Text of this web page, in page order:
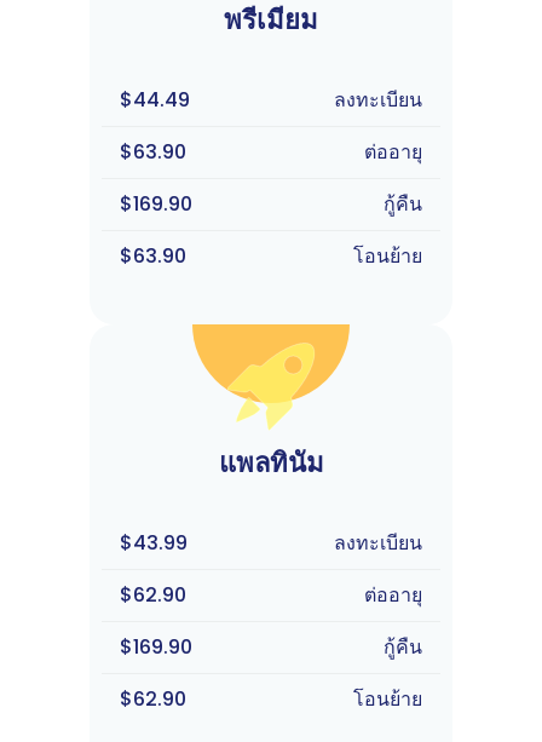
พรีเมียม
$44.49
ลงทะเบียน
$63.90
ต่ออายุ
$169.90
กู้คืน
$63.90
โอนย้าย
แพลทินัม
$43.99
ลงทะเบียน
$62.90
ต่ออายุ
$169.90
กู้คืน
$62.90
โอนย้าย